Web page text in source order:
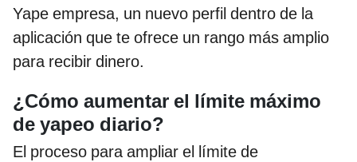
Yape empresa, un nuevo perfil dentro de la
aplicación que te ofrece un rango más amplio
para recibir dinero.
¿Cómo aumentar el límite máximo
de yapeo diario?
El proceso para ampliar el límite de